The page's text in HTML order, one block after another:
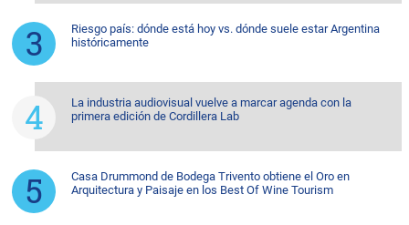
Riesgo país: dónde está hoy vs. dónde suele estar Argentina
históricamente
La industria audiovisual vuelve a marcar agenda con la
primera edición de Cordillera Lab
Casa Drummond de Bodega Trivento obtiene el Oro en
Arquitectura y Paisaje en los Best Of Wine Tourism